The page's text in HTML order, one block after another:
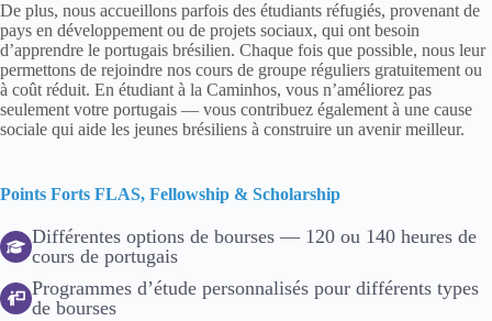
De plus, nous accueillons parfois des étudiants réfugiés, provenant de
pays en développement ou de projets sociaux, qui ont besoin
d’apprendre le portugais brésilien. Chaque fois que possible, nous leur
permettons de rejoindre nos cours de groupe réguliers gratuitement ou
à coût réduit. En étudiant à la Caminhos, vous n’améliorez pas
seulement votre portugais — vous contribuez également à une cause
sociale qui aide les jeunes brésiliens à construire un avenir meilleur.
Points Forts FLAS, Fellowship & Scholarship
Différentes options de bourses — 120 ou 140 heures de
cours de portugais
Programmes d’étude personnalisés pour différents types
de bourses